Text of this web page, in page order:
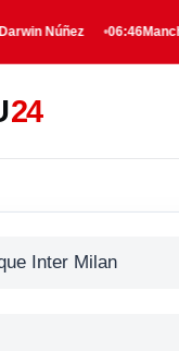
06:46Manchester City
24
à l’Inter
Inter Milan